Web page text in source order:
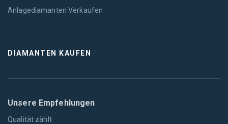
Anlagediamanten Verkaufen
DIAMANTEN KAUFEN
Unsere Empfehlungen
Qualität zählt